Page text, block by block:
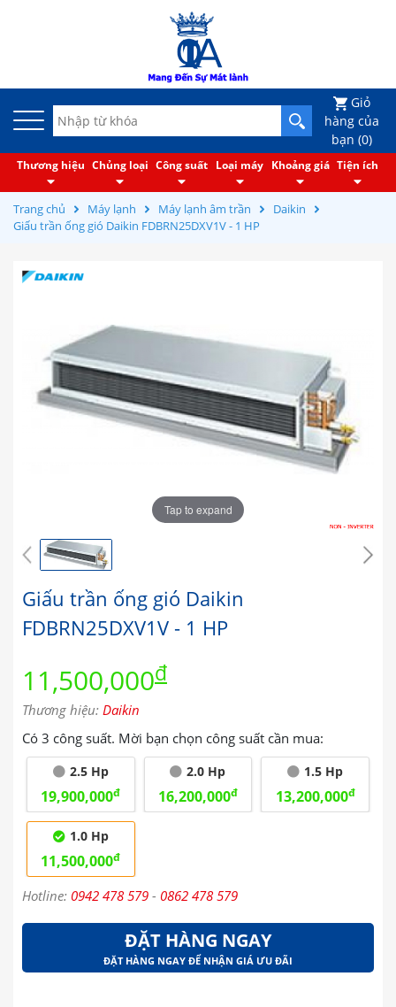
Giỏ
hàng của
bạn (0)
Thương hiệu Chủng loại Công suất Loại máy Khoảng giá Tiện ích
Trang chủ Máy lạnh Máy lạnh âm trần
Daikin
Giấu trần ống gió Daikin FDBRN25DXV1V - 1 HP
Tap to expand
Giấu trần ống gió Daikin
FDBRN25DXV1V - 1 HP
11,500,000đ
Thương hiệu: Daikin
Có 3 công suất. Mời bạn chọn công suất cần mua:
2.5 Hp
19,900,000đ
2.0 Hp
16,200,000đ
1.5 Hp
13,200,000đ
1.0 Hp
11,500,000đ
Hotline: 0942 478 579 - 0862 478 579
ĐẶT HÀNG NGAY
ĐẶT HÀNG NGAY ĐỂ NHẬN GIÁ ƯU ĐÃI